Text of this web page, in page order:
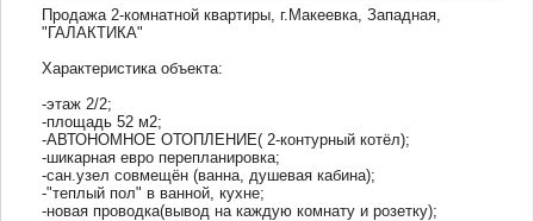
Продажа 2-комнатной квартиры, г.Макеевка, Западная,
"ГАЛАКТИКА"
Характеристика объекта:
-этаж 2/2;
-площадь 52 м2;
-АВТОНОМНОЕ ОТОПЛЕНИЕ( 2-контурный котёл);
-шикарная евро перепланировка;
-сан.узел совмещён (ванна, душевая кабина);
-"теплый пол" в ванной, кухне;
-новая проводка(вывод на каждую комнату и розетку);